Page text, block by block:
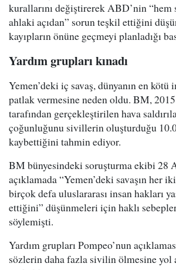
kurallarını değiştirerek ABD’nin
ahlaki açıdan” sorun teşkil ettiğini
kayıpların önüne geçmeyi planladığı
Yardım grupları kınadı
Yemen’deki iç savaş, dünyanın en
patlak vermesine neden oldu. BM,
tarafından gerçekleştirilen hava
çoğunluğunu sivillerin oluşturduğu
kaybettiğini tahmin ediyor.
BM bünyesindeki soruşturma ekibi 28
açıklamada “Yemen’deki savaşın her
birçok defa uluslararası insan hakları
ettiğini” düşünmeleri için haklı
söylemişti.
Yardım grupları Pompeo’nun
sözlerin daha fazla sivilin ölmesine yol